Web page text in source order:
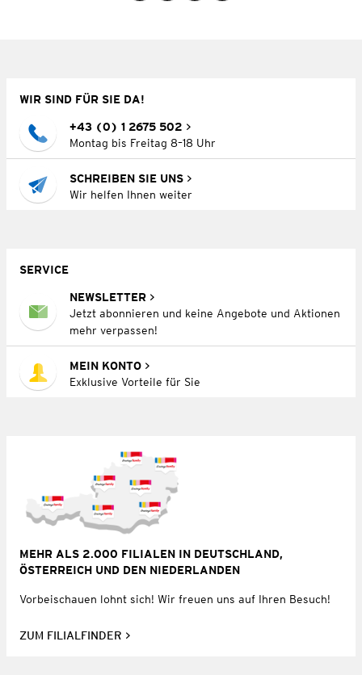
WIR SIND FÜR SIE DA!
+43 (0) 1 2675 502
Montag bis Freitag 8–18 Uhr
SCHREIBEN SIE UNS
Wir helfen Ihnen weiter
SERVICE
NEWSLETTER
Jetzt abonnieren und keine Angebote und Aktionen
mehr verpassen!
MEIN KONTO
Exklusive Vorteile für Sie
MEHR ALS 2.000 FILIALEN IN DEUTSCHLAND,
ÖSTERREICH UND DEN NIEDERLANDEN
Vorbeischauen lohnt sich! Wir freuen uns auf Ihren Besuch!
ZUM FILIALFINDER